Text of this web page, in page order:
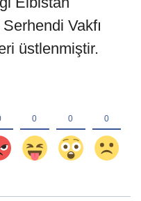
Vakfı
üstlenmiştir.